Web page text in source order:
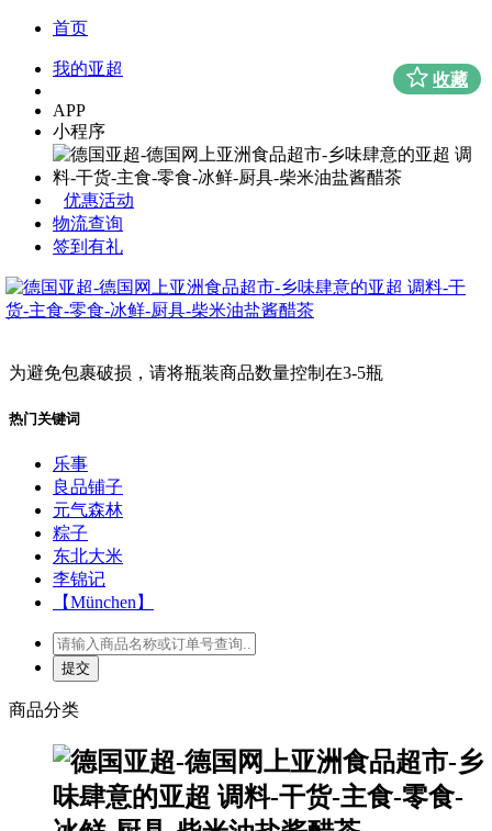
首页
我的亚超
APP
小程序
优惠活动
物流查询
签到有礼
为避免包裹破损，请将瓶装商品数量控制在3-5瓶
热门关键词
乐事
良品铺子
元气森林
粽子
东北大米
李锦记
【München】
商品分类
收藏